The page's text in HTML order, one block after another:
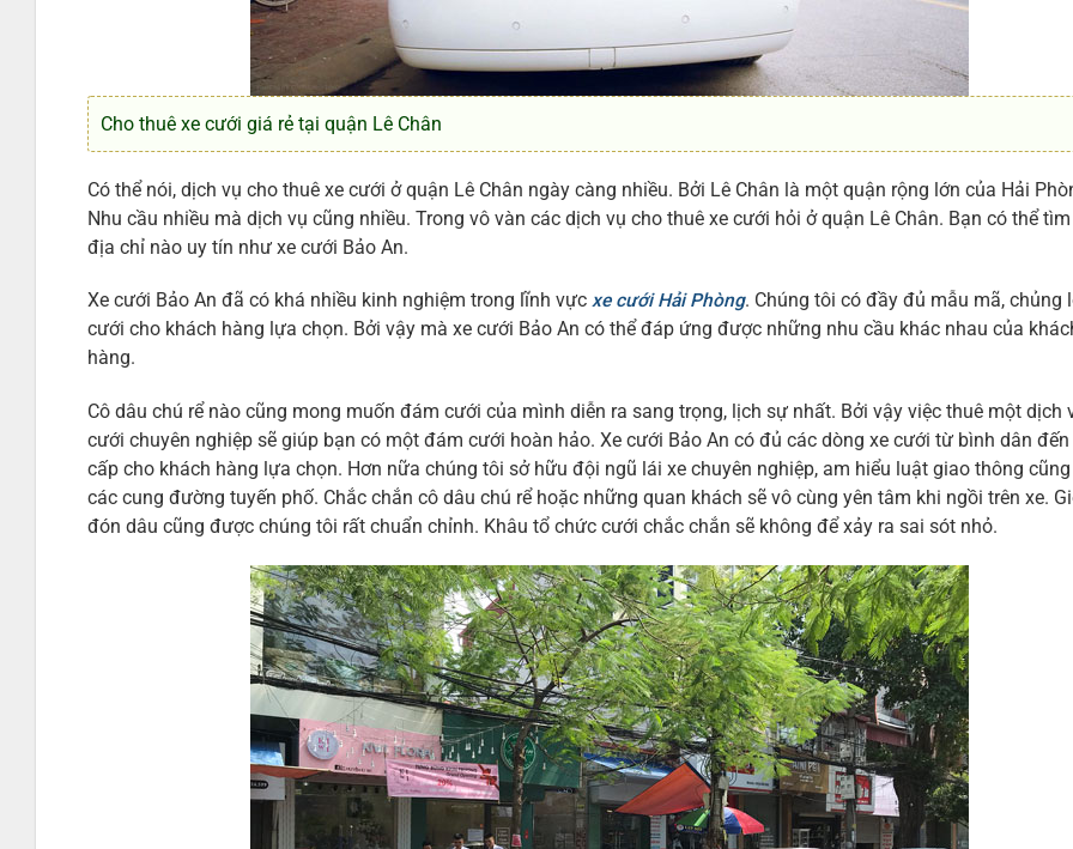
Cho thuê xe cưới giá rẻ tại quận Lê Chân
Có thể nói, dịch vụ cho thuê xe cưới ở quận Lê Chân ngày càng nhiều. Bởi Lê Chân là một quận rộng lớn của Hải
Nhu cầu nhiều mà dịch vụ cũng nhiều. Trong vô vàn các dịch vụ cho thuê xe cưới hỏi ở quận Lê Chân. Bạn có thể
địa chỉ nào uy tín như xe cưới Bảo An.
Xe cưới Bảo An đã có khá nhiều kinh nghiệm trong lĩnh vựcxe cưới Hải Phòng. Chúng tôi có đầy đủ mẫu mã, chủng
cưới cho khách hàng lựa chọn. Bởi vậy mà xe cưới Bảo An có thể đáp ứng được những nhu cầu khác nhau của
hàng.
Cô dâu chú rể nào cũng mong muốn đám cưới của mình diễn ra sang trọng, lịch sự nhất. Bởi vậy việc thuê một dịch
cưới chuyên nghiệp sẽ giúp bạn có một đám cưới hoàn hảo. Xe cưới Bảo An có đủ các dòng xe cưới từ bình dân
cấp cho khách hàng lựa chọn. Hơn nữa chúng tôi sở hữu đội ngũ lái xe chuyên nghiệp, am hiểu luật giao thông
các cung đường tuyến phố. Chắc chắn cô dâu chú rể hoặc những quan khách sẽ vô cùng yên tâm khi ngồi trên xe.
đón dâu cũng được chúng tôi rất chuẩn chỉnh. Khâu tổ chức cưới chắc chắn sẽ không để xảy ra sai sót nhỏ.